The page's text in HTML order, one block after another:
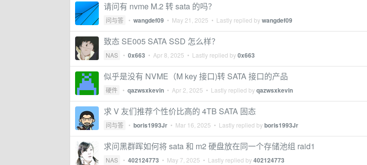
请问有 nvme M.2 转 sata 的吗？
问与答 • wangdef09 • May 21, 2025 • Lastly replied bywangdef09
致态 SE005 SATA SSD 怎么样？
NAS • 0x663 • Apr 8, 2025 • Lastly replied by0x663
似乎是没有 NVME（M key 接口)转 SATA 接口的产品
硬件 • qazwsxkevin • Apr 2, 2025 • Lastly replied byqazwsxkevin
求 V 友们推荐个性价比高的 4TB SATA 固态
问与答 • boris1993Jr • Mar 16, 2025 • Lastly replied byboris1993Jr
求问黑群晖如何将 sata 和 m2 硬盘放在同一个存储池组 raid1
NAS • 402124773 • May 7, 2025 • Lastly replied by402124773